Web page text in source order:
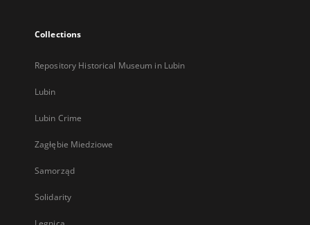
Collections
Repository Historical Museum in Lubin
Lubin
Lubin Crime
Zagłębie Miedziowe
Samorząd
Solidarity